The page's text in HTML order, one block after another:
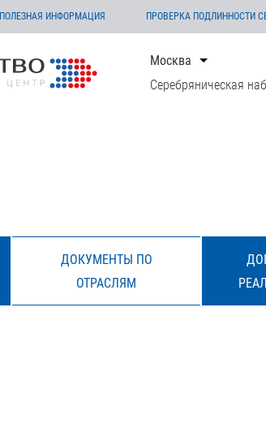
ПОЛЕЗНАЯ ИНФОРМАЦИЯ ПРОВЕРКА ПОДЛИННОСТИ
Москва
Серебряническая
ДОКУМЕНТЫ ПО
ОТРАСЛЯМ